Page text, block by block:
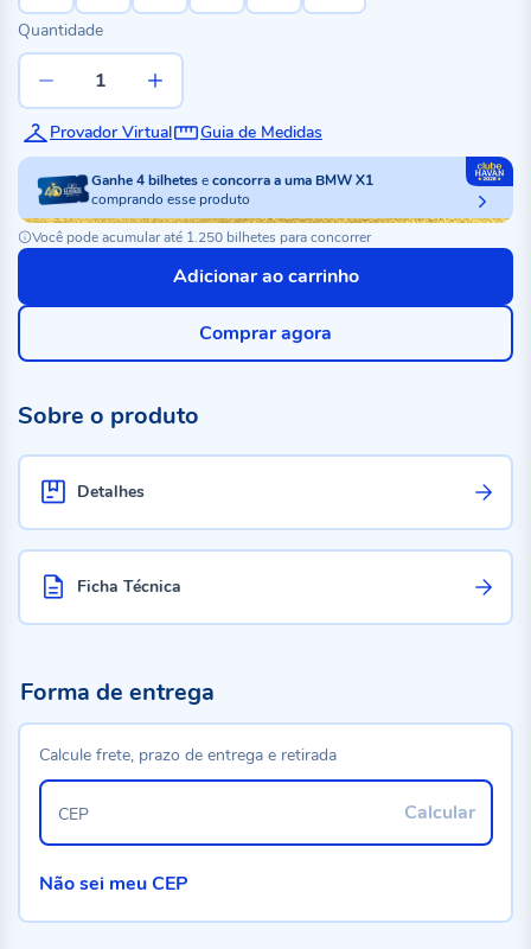
Quantidade
Provador Virtual Guia de Medidas
Ganhe4bilheteseconcorra a uma BMW X1
comprando esse produto
Você pode acumular até 1.250 bilhetes para concorrer
Adicionar ao carrinho
Comprar agora
Sobre o produto
Detalhes
Ficha Técnica
Forma de entrega
Calcule frete, prazo de entrega e retirada
Calcular
CEP
Não sei meu CEP